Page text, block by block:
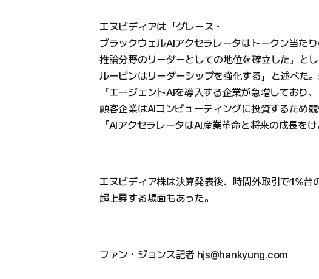
エヌビディアは「グレース・
ブラックウェルAIアクセラレータはトークン当た
推論分野のリーダーとしての地位を確立した」とし
ルービンはリーダーシップを強化する」と述べた
「エージェントAIを導入する企業が急増しており、
顧客企業はAIコンピューティングに投資するため競
「AIアクセラレータはAI産業革命と将来の成長を
エヌビディア株は決算発表後、時間外取引で1%
超上昇する場面もあった。
ファン・ジョンス記者 hjs@hankyung.com